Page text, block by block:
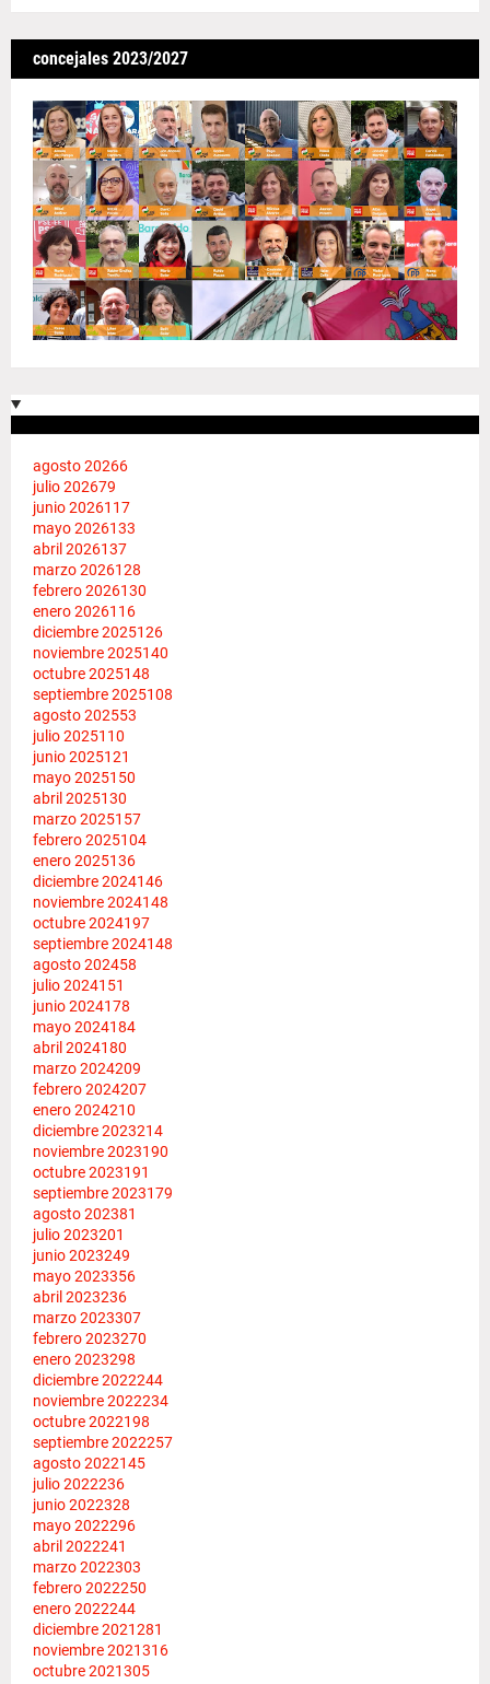
concejales 2023/2027
agosto 20266
julio 202679
junio 2026117
mayo 2026133
abril 2026137
marzo 2026128
febrero 2026130
enero 2026116
diciembre 2025126
noviembre 2025140
octubre 2025148
septiembre 2025108
agosto 202553
julio 2025110
junio 2025121
mayo 2025150
abril 2025130
marzo 2025157
febrero 2025104
enero 2025136
diciembre 2024146
noviembre 2024148
octubre 2024197
septiembre 2024148
agosto 202458
julio 2024151
junio 2024178
mayo 2024184
abril 2024180
marzo 2024209
febrero 2024207
enero 2024210
diciembre 2023214
noviembre 2023190
octubre 2023191
septiembre 2023179
agosto 202381
julio 2023201
junio 2023249
mayo 2023356
abril 2023236
marzo 2023307
febrero 2023270
enero 2023298
diciembre 2022244
noviembre 2022234
octubre 2022198
septiembre 2022257
agosto 2022145
julio 2022236
junio 2022328
mayo 2022296
abril 2022241
marzo 2022303
febrero 2022250
enero 2022244
diciembre 2021281
noviembre 2021316
octubre 2021305